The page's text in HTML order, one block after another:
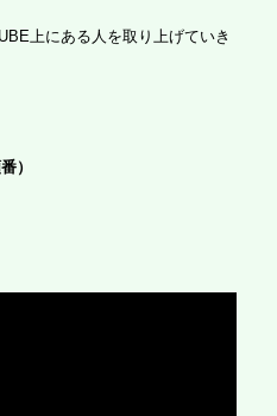
上にある人を取り上げていき
）